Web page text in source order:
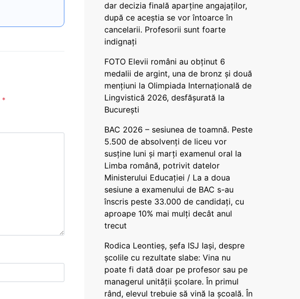
*
dar decizia finală aparține angajaților,
după ce aceștia se vor întoarce în
cancelarii. Profesorii sunt foarte
indignați
FOTO Elevii români au obținut 6
medalii de argint, una de bronz și două
mențiuni la Olimpiada Internațională de
Lingvistică 2026, desfășurată la
București
BAC 2026 – sesiunea de toamnă. Peste
5.500 de absolvenți de liceu vor
susține luni și marți examenul oral la
Limba română, potrivit datelor
Ministerului Educației / La a doua
sesiune a examenului de BAC s-au
înscris peste 33.000 de candidați, cu
aproape 10% mai mulți decât anul
trecut
Rodica Leontieș, șefa ISJ Iași, despre
școlile cu rezultate slabe: Vina nu
poate fi dată doar pe profesor sau pe
managerul unității școlare. În primul
rând, elevul trebuie să vină la școală. În